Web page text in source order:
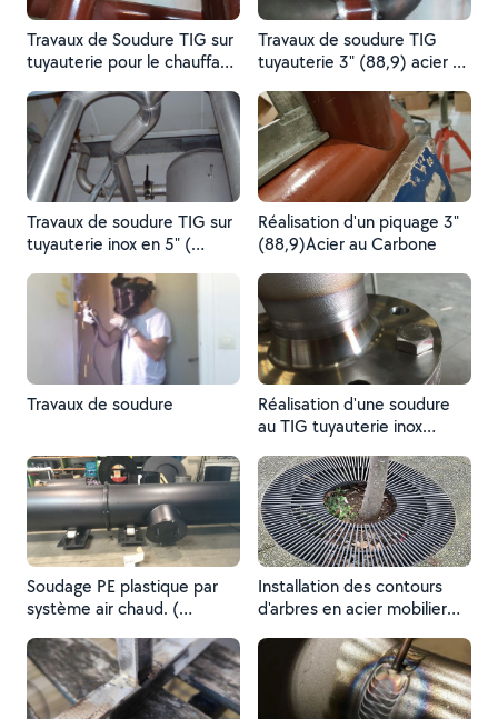
Travaux de Soudure TIG sur
tuyauterie pour le chauffage
Travaux de soudure TIG
tuyauterie 3" (88,9) acier au
Travaux de soudure TIG sur
tuyauterie inox en 5" (
Réalisation d'un piquage 3"
(88,9)Acier au Carbone
Travaux de soudure
Réalisation d'une soudure
au TIG tuyauterie inox
Soudage PE plastique par
système air chaud. (
à Extruder la matière
plastique. Façonnage,
découpe et soudage des
Installation des contours
d'arbres en acier mobilier